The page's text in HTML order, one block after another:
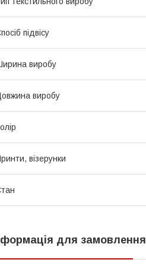
підвісу
виробу
виробу
візерунки
для замовлення